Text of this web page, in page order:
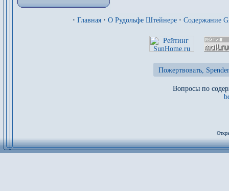
· Главная · О Рудольфе Штейнере · Содержание
Пожертвовать,
Вопросы по